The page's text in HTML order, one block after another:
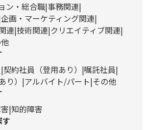
ン・総合職 事務関連
企画・マーケティング関連
連 技術関連 クリエイティブ関連
契約社員（登用あり）
嘱託社員
）
アルバイト/パート その他
知的障害